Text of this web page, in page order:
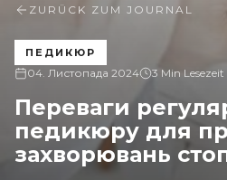
ZURÜCK ZUM JOURNAL
ПЕДИКЮР
04. Листопада 2024 3 Min Lesezeit
Переваги
педикюру для
захворювань